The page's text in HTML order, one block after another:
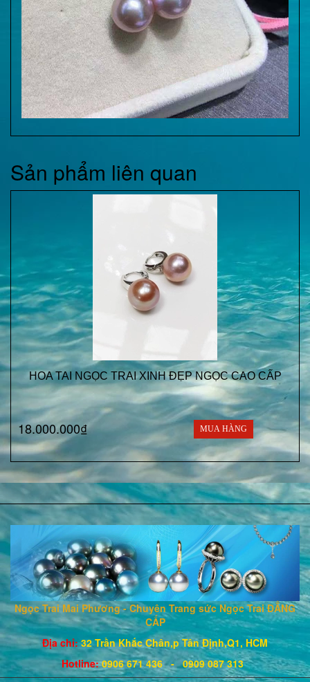
Sản phẩm liên quan
HOA TAI NGỌC TRAI XINH ĐẸP NGỌC CAO CẤP
18.000.000₫ MUA HÀNG
Ngọc Trai Mai Phương - Chuyên Trang sức Ngọc Trai ĐẲNG
CẤP
Địa chỉ: 32 Trần Khắc Chân,p Tân Định,Q1, HCM
Hotline: 0906 671436- 0909 087 313